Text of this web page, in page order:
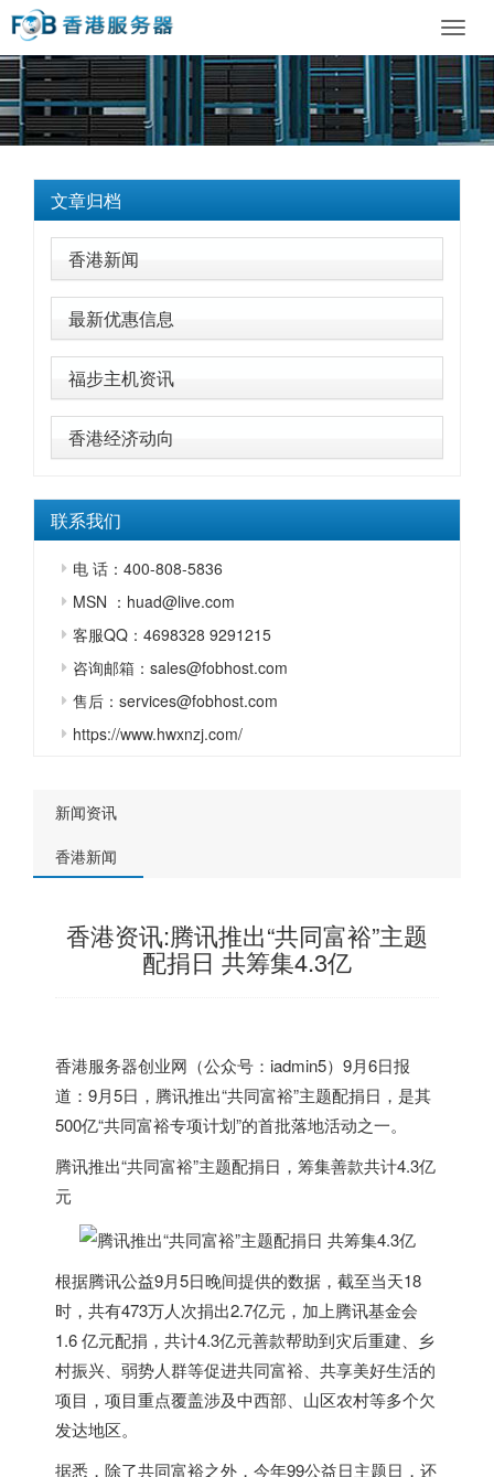
文章归档
香港新闻
最新优惠信息
福步主机资讯
香港经济动向
联系我们
电 话：400-808-5836
MSN ：huad@live.com
客服QQ：4698328 9291215
咨询邮箱：sales@fobhost.com
售后：services@fobhost.com
https://www.hwxnzj.com/
新闻资讯
香港新闻
香港资讯:腾讯推出“共同富裕”主题
配捐日 共筹集4.3亿
香港服务器创业网（公众号：iadmin5）9月6日报
道：9月5日，腾讯推出“共同富裕”主题配捐日，是其
500亿“共同富裕专项计划”的首批落地活动之一。
腾讯推出“共同富裕”主题配捐日，筹集善款共计4.3亿
元
根据腾讯公益9月5日晚间提供的数据，截至当天18
时，共有473万人次捐出2.7亿元，加上腾讯基金会
1.6 亿元配捐，共计4.3亿元善款帮助到灾后重建、乡
村振兴、弱势人群等促进共同富裕、共享美好生活的
项目，项目重点覆盖涉及中西部、山区农村等多个欠
发达地区。
据悉，除了共同富裕之外，今年99公益日主题日，还